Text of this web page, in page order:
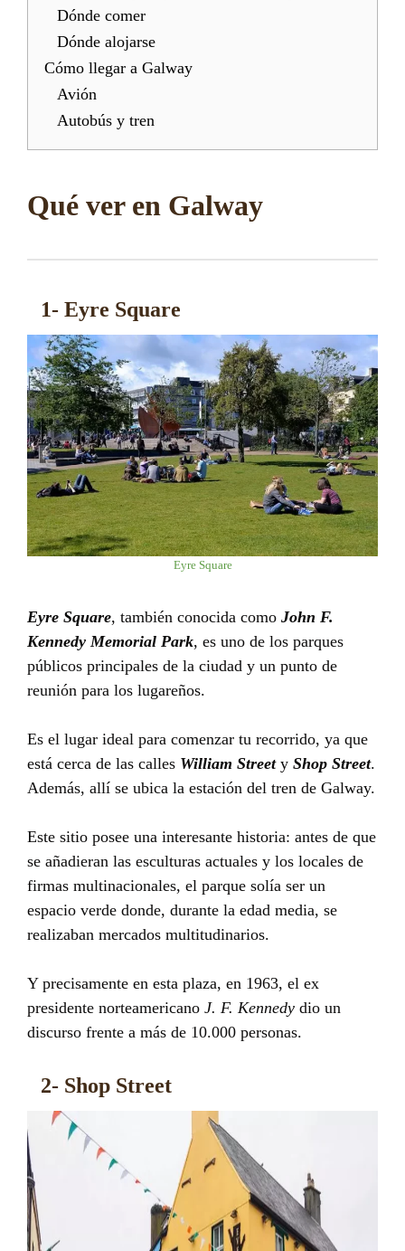
Dónde comer
Dónde alojarse
Cómo llegar a Galway
Avión
Autobús y tren
Qué ver en Galway
1- Eyre Square
Eyre Square
Eyre Square, también conocida como John F.
Kennedy Memorial Park, es uno de los parques
públicos principales de la ciudad y un punto de
reunión para los lugareños.
Es el lugar ideal para comenzar tu recorrido, ya que
está cerca de las calles William Streety Shop Street.
Además, allí se ubica la estación del tren de Galway.
Este sitio posee una interesante historia: antes de que
se añadieran las esculturas actuales y los locales de
firmas multinacionales, el parque solía ser un
espacio verde donde, durante la edad media, se
realizaban mercados multitudinarios.
Y precisamente en esta plaza, en 1963, el ex
presidente norteamericano J. F. Kennedy dio un
discurso frente a más de 10.000 personas.
2- Shop Street